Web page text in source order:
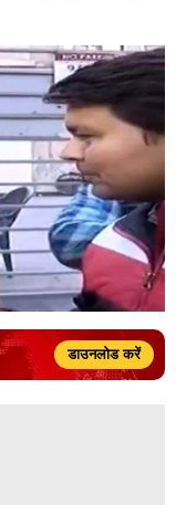
डाउनलोड करें